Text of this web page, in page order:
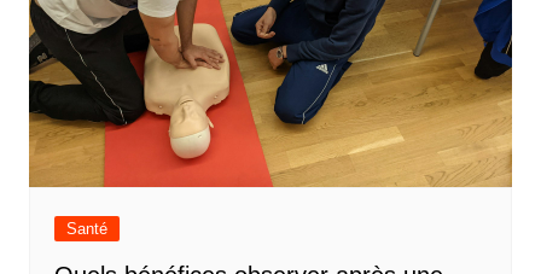
Santé